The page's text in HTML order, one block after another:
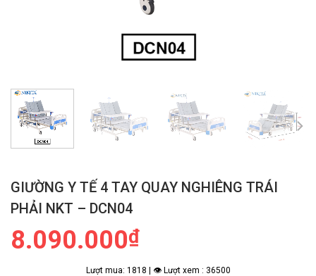
GIƯỜNG Y TẾ 4 TAY QUAY NGHIÊNG TRÁI
PHẢI NKT – DCN04
8.090.000₫
Lượt mua: 1818 | 👁 Lượt xem : 36500